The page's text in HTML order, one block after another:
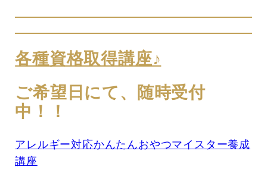
各種資格取得講座♪
ご希望日にて、随時受付
中！！
アレルギー対応かんたんおやつマイスター養成
講座